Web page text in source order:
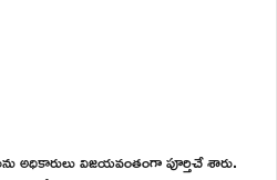
అధికారులు విజయవంతంగా పూర్తిచే శారు.